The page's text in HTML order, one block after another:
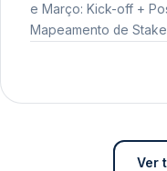
e Março: Kick-off +
Mapeamento de
Ver